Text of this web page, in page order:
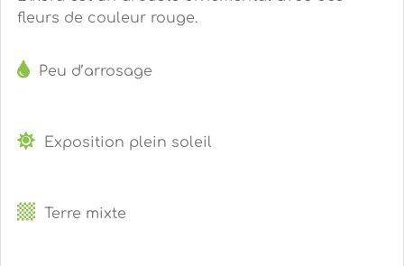
fleurs de couleur rouge.
Peu d’arrosage
Exposition plein soleil
Terre mixte